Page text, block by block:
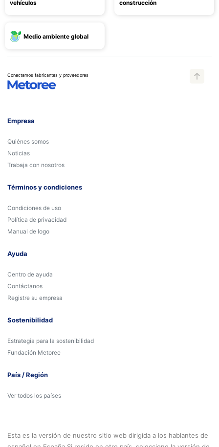
vehículos
construcción
Medio ambiente global
Conectamos fabricantes y proveedores
Empresa
Quiénes somos
Noticias
Trabaja con nosotros
Términos y condiciones
Condiciones de uso
Política de privacidad
Manual de logo
Ayuda
Centro de ayuda
Contáctanos
Registre su empresa
Sostenibilidad
Estrategia para la sostenibilidad
Fundación Metoree
País / Región
Ver todos los países
Esta es la versión de nuestro sitio web dirigida a los hablantes de